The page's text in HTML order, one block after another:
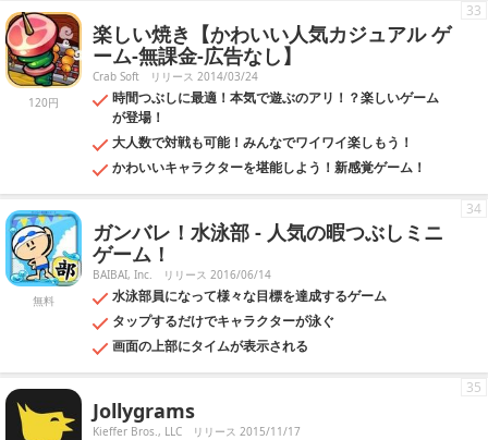
120円
楽しい焼き【かわいい人気カジュアル ゲ
ーム-無課金-広告なし】
Crab Soft リリース 2014/03/24
時間つぶしに最適！本気で遊ぶのアリ！？楽しいゲーム
が登場！
大人数で対戦も可能！みんなでワイワイ楽しもう！
かわいいキャラクターを堪能しよう！新感覚ゲーム！
33
無料
ガンバレ！水泳部 - 人気の暇つぶしミニ
ゲーム！
BAIBAI, Inc. リリース 2016/06/14
水泳部員になって様々な目標を達成するゲーム
タップするだけでキャラクターが泳ぐ
画面の上部にタイムが表示される
34
Jollygrams
Kieffer Bros., LLC リリース 2015/11/17
35